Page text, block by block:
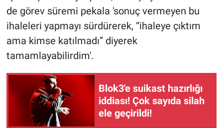
de görev süremi pekala 'sonuç vermeyen bu
ihaleleri yapmayı sürdürerek, “ihaleye çıktım
ama kimse katılmadı” diyerek
tamamlayabilirdim'.
Blok3'e suikast hazırlığı
iddiası! Çok sayıda silah
ele geçirildi!